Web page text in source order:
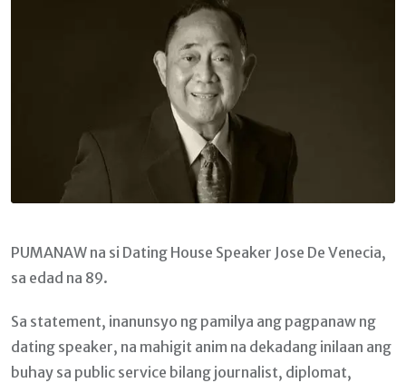
PUMANAW na si Dating House Speaker Jose De Venecia,
sa edad na 89.
Sa statement, inanunsyo ng pamilya ang pagpanaw ng
dating speaker, na mahigit anim na dekadang inilaan ang
buhay sa public service bilang journalist, diplomat,